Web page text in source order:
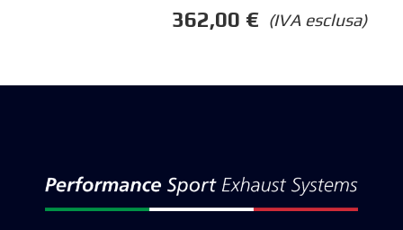
(IVA esclusa)
362,00 €